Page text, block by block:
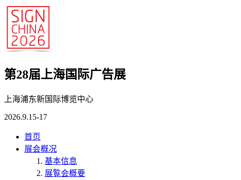
第28届上海国际广告展
上海浦东新国际博览中心
2026.9.15-17
首页
展会概况
基本信息
展覧会概要